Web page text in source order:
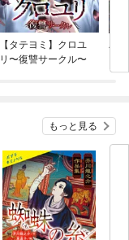
【タテヨミ】クロユ
リ〜復讐サークル〜
バ
今
もっと見る